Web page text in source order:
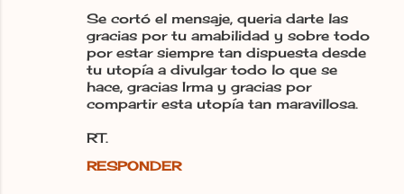
Se cortó el mensaje, queria darte las
gracias por tu amabilidad y sobre todo
por estar siempre tan dispuesta desde
tu utopía a divulgar todo lo que se
hace, gracias Irma y gracias por
compartir esta utopía tan maravillosa.
RT.
RESPONDER